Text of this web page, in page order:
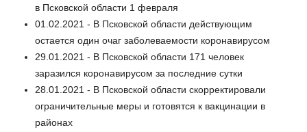
в Псковской области 1 февраля
01.02.2021 - В Псковской области действующим
остается один очаг заболеваемости коронавирусом
29.01.2021 - В Псковской области 171 человек
заразился коронавирусом за последние сутки
28.01.2021 - В Псковской области скорректировали
ограничительные меры и готовятся к вакцинации в
районах